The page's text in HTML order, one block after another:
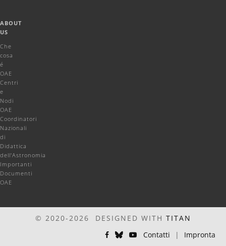
ABOUT
US
Che
cosa
é
OAE
Centri
e
Nodi
OAE
Coordinatori
Nazionali
di
Didattica
dell'Astronomia
Importanti
Documenti
OAE
© 2020-2026 DESIGNED WITH TITAN
Contatti
| Impronta